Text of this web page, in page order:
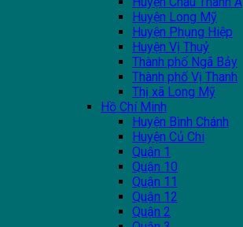
Huyện Long Mỹ
Huyện Phụng Hiệp
Huyện Vị Thuỷ
Thành phố Ngã Bảy
Thành phố Vị Thanh
Thị xã Long Mỹ
Hồ Chí Minh
Huyện Bình Chánh
Huyện Củ Chi
Quận 1
Quận 10
Quận 11
Quận 12
Quận 2